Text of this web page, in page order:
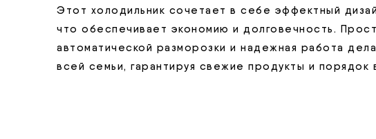
Этот холодильник сочетает в себе эффектный
что обеспечивает экономию и долговечность.
автоматической разморозки и надежная работа
всей семьи, гарантируя свежие продукты и порядок